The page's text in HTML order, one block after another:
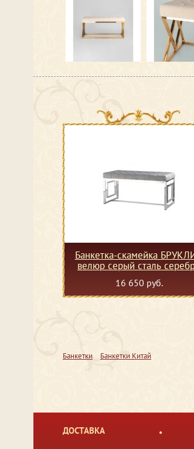
Банкетка-скамейка
велюр серый сталь
16 650 руб.
Банкетки Банкетки Китай
ДОСТАВКА